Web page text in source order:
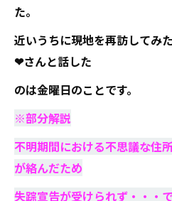
た。
近いうちに現地を再訪してみ
❤さんと話した
のは金曜日のことです。
※部分解説
不明期間における不思議な住
が絡んだため
失踪宣告が受けられず・・・